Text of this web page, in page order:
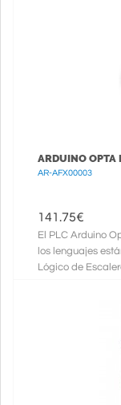
ARDUINO OPTA
AR-AFX00003
141.75€
El PLC Arduino
los lenguajes
Lógico de